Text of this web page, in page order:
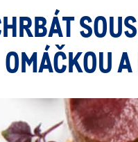
OMÁČKOU